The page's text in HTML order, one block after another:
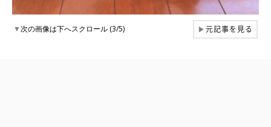
▼次の画像は下へスクロール (3/5) ▶元記事を見る